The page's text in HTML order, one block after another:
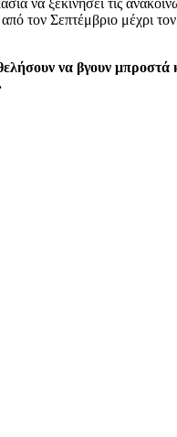
τον Σεπτέμβριο μέχρι
να βγουν μπροστά